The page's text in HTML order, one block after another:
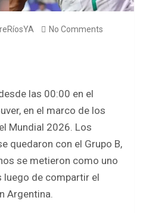
No Comments
las 00:00 en el
en el marco de los
Mundial 2026. Los
quedaron con el Grupo B,
se metieron como uno
de compartir el
Argentina.